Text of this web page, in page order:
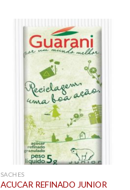
SACHES
ACUCAR REFINADO JUNIOR